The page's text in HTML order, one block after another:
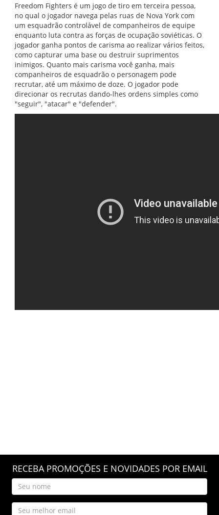
Freedom Fighters é um jogo de tiro em terceira pessoa,
no qual o jogador navega pelas ruas de Nova York com
um esquadrão controlável de companheiros de equipe
enquanto luta contra as forças de ocupação soviéticas. O
jogador ganha pontos de carisma ao realizar vários feitos,
como capturar uma base ou destruir suprimentos
inimigos. Quanto mais carisma você ganha, mais
companheiros de esquadrão o personagem pode
recrutar, até um máximo de doze. O jogador pode
direcionar os recrutas dando-lhes ordens simples como
"seguir", "atacar" e "defender".
RECEBA PROMOÇÕES E NOVIDADES POR EMAIL